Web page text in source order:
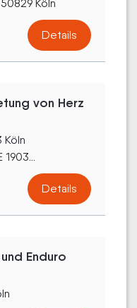
Köln
Details
von Herz
Köln
Details
Enduro